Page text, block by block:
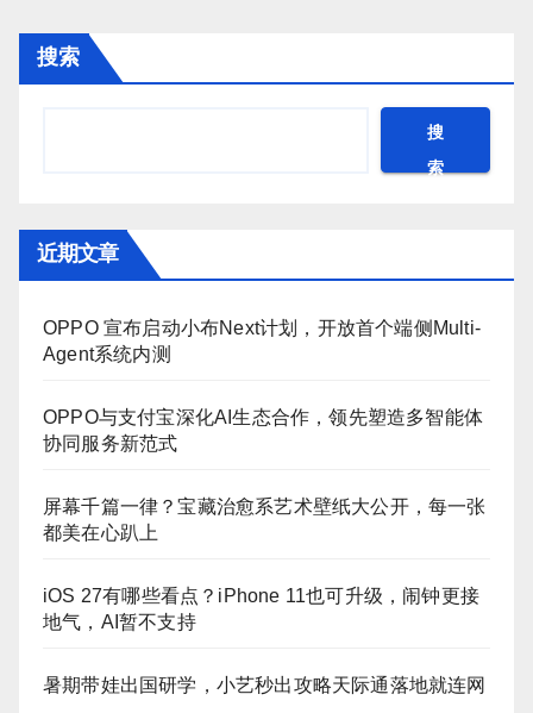
搜索
搜
索
近期文章
OPPO 宣布启动小布Next计划，开放首个端侧Multi-
Agent系统内测
OPPO与支付宝深化AI生态合作，领先塑造多智能体
协同服务新范式
屏幕千篇一律？宝藏治愈系艺术壁纸大公开，每一张
都美在心趴上
iOS 27有哪些看点？iPhone 11也可升级，闹钟更接
地气，AI暂不支持
暑期带娃出国研学，小艺秒出攻略天际通落地就连网